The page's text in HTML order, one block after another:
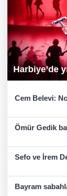
Harbiye’de
Cem Belevi:
Ömür Gedik
Sefo ve İrem
Bayram